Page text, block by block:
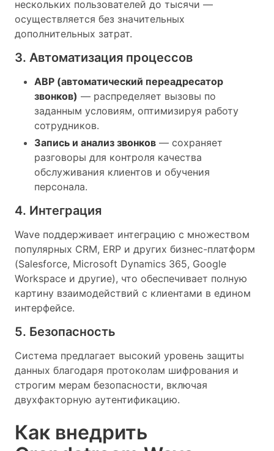
нескольких пользователей до тысячи —
осуществляется без значительных
дополнительных затрат.
3. Автоматизация процессов
АВР (автоматический переадресатор
звонков) — распределяет вызовы по
заданным условиям, оптимизируя работу
сотрудников.
Запись и анализ звонков — сохраняет
разговоры для контроля качества
обслуживания клиентов и обучения
персонала.
4. Интеграция
Wave поддерживает интеграцию с множеством
популярных CRM, ERP и других бизнес-платформ
(Salesforce, Microsoft Dynamics 365, Google
Workspace и другие), что обеспечивает полную
картину взаимодействий с клиентами в едином
интерфейсе.
5. Безопасность
Система предлагает высокий уровень защиты
данных благодаря протоколам шифрования и
строгим мерам безопасности, включая
двухфакторную аутентификацию.
Как внедрить